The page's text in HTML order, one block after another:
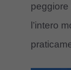
peggiore
l’intero